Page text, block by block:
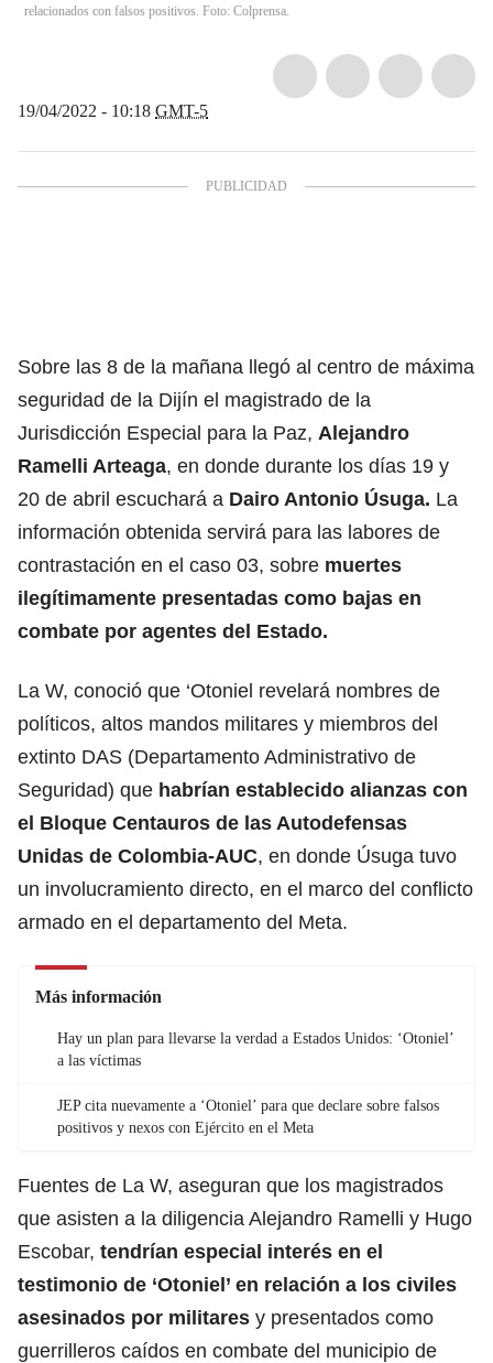
relacionados con falsos positivos. Foto: Colprensa.
19/04/2022 - 10:18 GMT-5
Sobre las 8 de la mañana llegó al centro de máxima
seguridad de la Dijín el magistrado de la
Jurisdicción Especial para la Paz, Alejandro
Ramelli Arteaga, en donde durante los días 19 y
20 de abril escuchará a Dairo Antonio Úsuga. La
información obtenida servirá para las labores de
contrastación en el caso 03, sobre muertes
ilegítimamente presentadas como bajas en
combate por agentes del Estado.
La W, conoció que ‘Otoniel revelará nombres de
políticos, altos mandos militares y miembros del
extinto DAS (Departamento Administrativo de
Seguridad) que habrían establecido alianzas con
el Bloque Centauros de las Autodefensas
Unidas de Colombia-AUC, en donde Úsuga tuvo
un involucramiento directo, en el marco del conflicto
armado en el departamento del Meta.
Más información
Hay un plan para llevarse la verdad a Estados Unidos: ‘Otoniel’
a las víctimas
JEP cita nuevamente a ‘Otoniel’ para que declare sobre falsos
positivos y nexos con Ejército en el Meta
Fuentes de La W, aseguran que los magistrados
que asisten a la diligencia Alejandro Ramelli y Hugo
Escobar, tendrían especial interés en el
testimonio de ‘Otoniel’ en relación a los civiles
asesinados por militares y presentados como
guerrilleros caídos en combate del municipio de